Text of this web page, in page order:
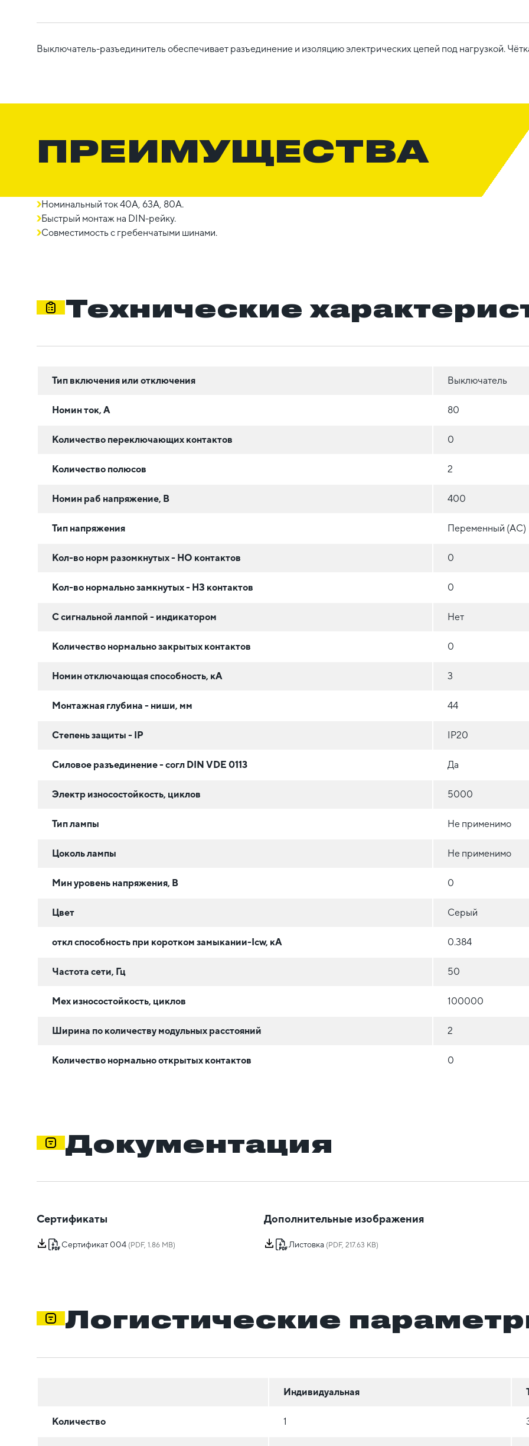
Выключатель-разъединитель обеспечивает разъединение и изоляцию электрических цепей под нагрузкой.
ПРЕИМУЩЕСТВА
Номинальный ток 40А, 63А, 80A.
Быстрый монтаж на DIN-рейку.
Совместимость с гребенчатыми шинами.
Технические
Тип включения или отключения Выключатель
Номин ток, А 80
Количество переключающих контактов 0
Количество полюсов 2
Номин раб напряжение, В 400
Тип напряжения Переменный (AC)
Кол-во норм разомкнутых - НО контактов 0
Кол-во нормально замкнутых - НЗ контактов 0
С сигнальной лампой - индикатором Нет
Количество нормально закрытых контактов 0
Номин отключающая способность, кА 3
Монтажная глубина - ниши, мм 44
Степень защиты - IP IP20
Силовое разъединение - согл DIN VDE 0113 Да
Электр износостойкость, циклов 5000
Тип лампы Не применимо
Цоколь лампы Не применимо
Мин уровень напряжения, В 0
Цвет Серый
откл способность при коротком замыкании-Icw, кА 0.384
Частота сети, Гц 50
Мех износостойкость, циклов 100000
Ширина по количеству модульных расстояний 2
Количество нормально открытых контактов 0
Документация
Сертификаты
Сертификат 004 (PDF, 1.86 MB)
Дополнительные изображения
Листовка(PDF, 217.63 KB)
Логистические
Индивидуальная
Количество 1